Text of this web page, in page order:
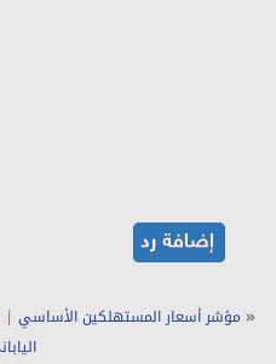
« مؤشر أسعار المستهلكين الأساسي |